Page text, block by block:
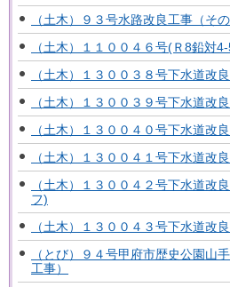
（土木）９３号水路改良工事（その
（土木）１１００４６号(Ｒ8鉛対
（土木）１３００３８号下水道改
（土木）１３００３９号下水道改
（土木）１３００４０号下水道改
（土木）１３００４１号下水道改
（土木）１３００４２号下水道改
フ)
（土木）１３００４３号下水道改
（とび）９４号甲府市歴史公園山
工事）